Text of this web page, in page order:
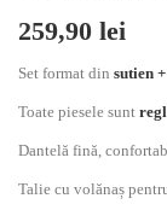
259,90 lei
Set format din sutien
Toate piesele sunt
Dantelă fină,
Talie cu volănaș